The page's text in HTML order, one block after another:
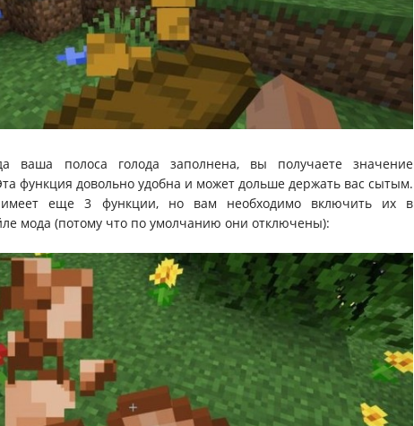
ваша полоса голода заполнена, вы получаете значение
функция довольно удобна и может дольше держать вас сытым.
еще 3 функции, но вам необходимо включить их в
мода (потому что по умолчанию они отключены):